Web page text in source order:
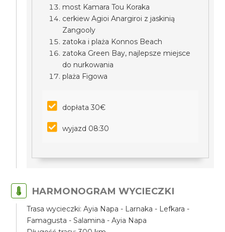
most Kamara Tou Koraka
cerkiew Agioi Anargiroi z jaskinią
Zangooly
zatoka i plaża Konnos Beach
zatoka Green Bay, najlepsze miejsce
do nurkowania
plaża Figowa
dopłata 30€
wyjazd 08:30
HARMONOGRAM WYCIECZKI
Trasa wycieczki: Ayia Napa - Larnaka - Lefkara -
Famagusta - Salamina - Ayia Napa